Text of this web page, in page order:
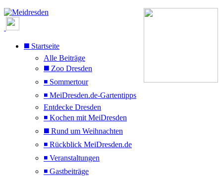
◼️ Startseite
Alle Beiträge
◼️ Zoo Dresden
◾ Sommertour
◾ MeiDresden.de-Gartentipps
Entdecke Dresden
◾ Kochen mit MeiDresden
◼️ Rund um Weihnachten
◾ Rückblick MeiDresden.de
◾ Veranstaltungen
◾ Gastbeiträge